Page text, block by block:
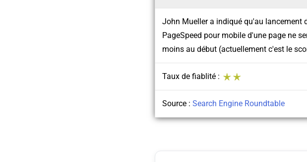
John Mueller a indiqué qu'au lancement
PageSpeed pour mobile d'une page ne
moins au début (actuellement c'est le
Taux de fiablité :
Source : Search Engine Roundtable